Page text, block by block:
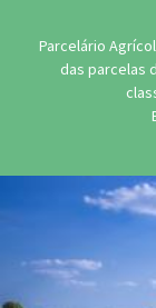
Parcelário
das parcelas